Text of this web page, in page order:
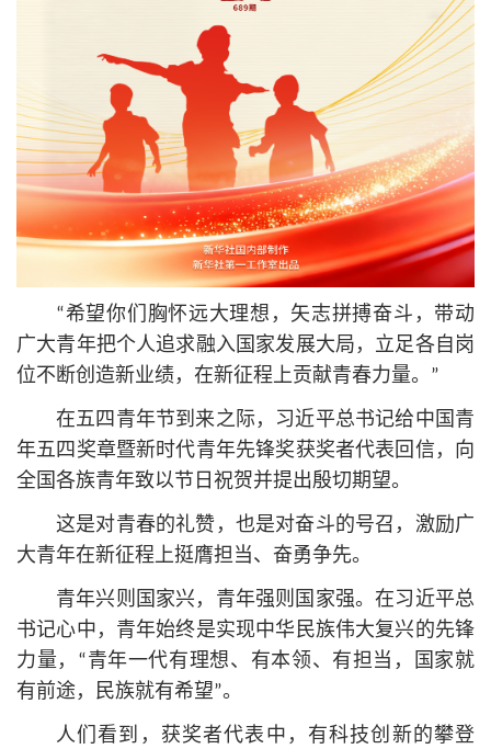
“希望你们胸怀远大理想，矢志拼搏奋斗，带动
广大青年把个人追求融入国家发展大局，立足各自岗
位不断创造新业绩，在新征程上贡献青春力量。”
在五四青年节到来之际，习近平总书记给中国青
年五四奖章暨新时代青年先锋奖获奖者代表回信，向
全国各族青年致以节日祝贺并提出殷切期望。
这是对青春的礼赞，也是对奋斗的号召，激励广
大青年在新征程上挺膺担当、奋勇争先。
青年兴则国家兴，青年强则国家强。在习近平总
书记心中，青年始终是实现中华民族伟大复兴的先锋
力量，“青年一代有理想、有本领、有担当，国家就
有前途，民族就有希望”。
人们看到，获奖者代表中，有科技创新的攀登